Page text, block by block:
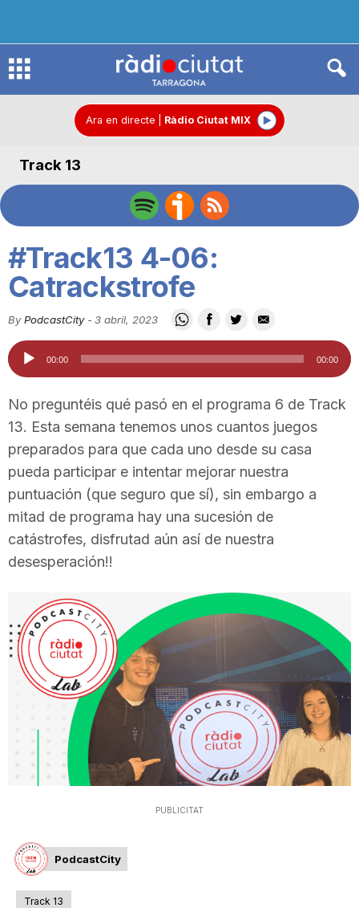
R
d
C
i
u
t
a
d
e
r
r
Ara en directe Ràdio Ciutat MIX
Track 13
#Track13 4-06:
Catrackstrofe
By PodcastCity-3 abril, 2023
Reproductor
d'àudio
00:00 00:00
No preguntéis qué pasó en el programa 6 de Track
13. Esta semana tenemos unos cuantos juegos
preparados para que cada uno desde su casa
pueda participar e intentar mejorar nuestra
puntuación (que seguro que sí), sin embargo a
mitad de programa hay una sucesión de
catástrofes, disfrutad aún así de nuestra
desesperación!!
PUBLICITAT
PodcastCity
Track 13